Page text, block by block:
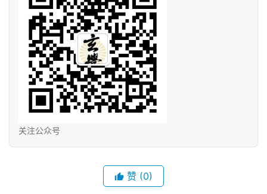
关注公众号
赞 (0)